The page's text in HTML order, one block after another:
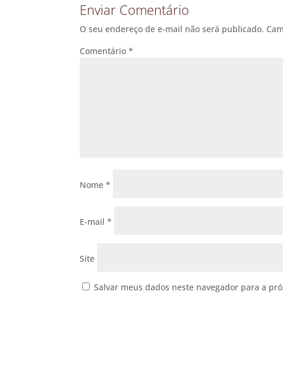
Enviar Comentário
O seu endereço de e-mail não será publicado.
Comentário*
Nome*
E-mail*
Site
Salvar meus dados neste navegador para a